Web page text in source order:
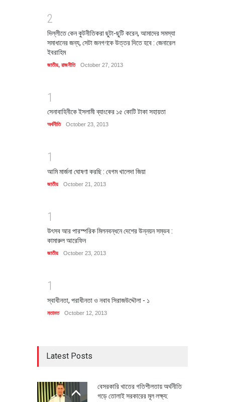
2
দিল্লীতে কেন কুটনীতিকরা ছুটা-ছুটি করেন, আমাদের সমস্যা
সমাধানের জন্য, সেটা জনগণকে উত্তর দিতে হবে : জেনারেল
ইবরাহিম
জাতীয়, রাজনীতি October 27, 2013
1
সেনাবাহিনীকে ইসলামী ব্যাংকের ১৫ কোটি টাকা সহায়তা
অর্থনীতি October 23, 2013
1
আমি মার্জনা ঘোষণা করছি : বেগম খালেদা জিয়া
জাতীয় October 21, 2013
1
উৎসব আর পারস্পরিক মিলনবন্ধনে দেশের উন্নয়ন সম্ভব :
কামারুল আরেফিন
জাতীয় October 23, 2013
1
স্বাধীনতা, পরাধীনতা ও নবাব সিরাজউদ্দৌলা - ১
মতামত October 12, 2013
Latest Posts
বেসরকারি খাতের গতিশীলতায় অর্থনীতি
গড়ে তোলাই সরকারের মূল লক্ষ্য: